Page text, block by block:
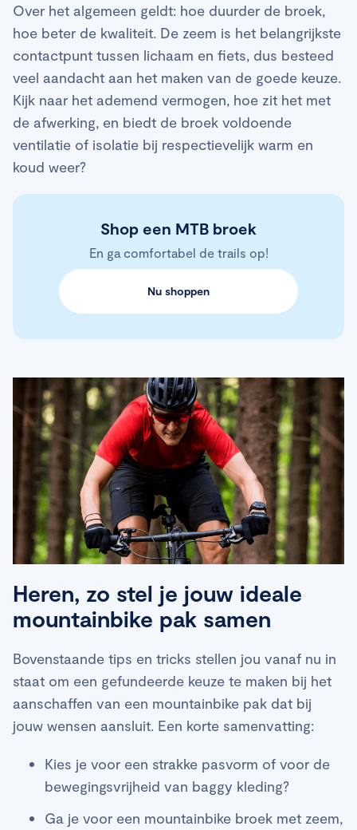
Over het algemeen geldt: hoe duurder de broek,
hoe beter de kwaliteit. De zeem is het belangrijkste
contactpunt tussen lichaam en fiets, dus besteed
veel aandacht aan het maken van de goede keuze.
Kijk naar het ademend vermogen, hoe zit het met
de afwerking, en biedt de broek voldoende
ventilatie of isolatie bij respectievelijk warm en
koud weer?
Shop een MTB broek
En ga comfortabel de trails op!
Nu shoppen
Heren, zo stel je jouw ideale
mountainbike pak samen
Bovenstaande tips en tricks stellen jou vanaf nu in
staat om een gefundeerde keuze te maken bij het
aanschaffen van een mountainbike pak dat bij
jouw wensen aansluit. Een korte samenvatting:
Kies je voor een strakke pasvorm of voor de
bewegingsvrijheid van baggy kleding?
Ga je voor een mountainbike broek met zeem,